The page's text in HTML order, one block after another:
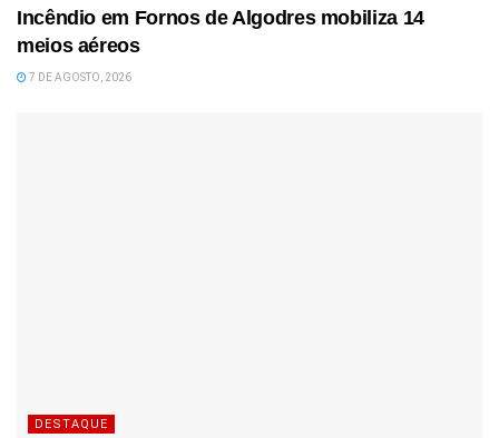
Incêndio em Fornos de Algodres mobiliza 14
meios aéreos
7 DE AGOSTO, 2026
DESTAQUE